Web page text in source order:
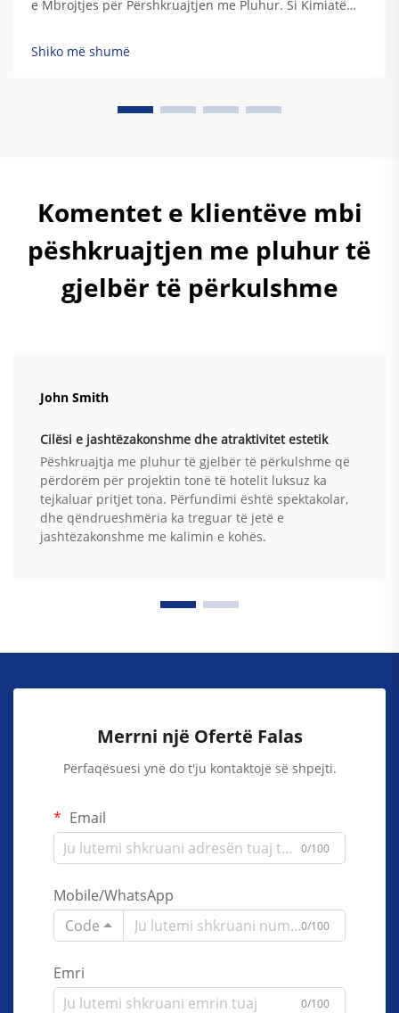
e Mbrojtjes për Përshkruajtjen me Pluhur. Si Kimiatë
Mjediset Acidike/Alkaline. Llojet e ndryshme të
përshkruajtjeve me pluhur mbështeten në kimia të
Shiko më shumë
Komentet e klientëve mbi
pëshkruajtjen me pluhur të
gjelbër të përkulshme
John Smith
Cilësi e jashtëzakonshme dhe atraktivitet estetik
Pëshkruajtja me pluhur të gjelbër të përkulshme që
përdorëm për projektin tonë të hotelit luksuz ka
tejkaluar pritjet tona. Përfundimi është spektakolar,
dhe qëndrueshmëria ka treguar të jetë e
jashtëzakonshme me kalimin e kohës.
Merrni një Ofertë Falas
Përfaqësuesi ynë do t'ju kontaktojë së shpejti.
Email
0/100
Mobile/WhatsApp
Code
0/100
Emri
0/100